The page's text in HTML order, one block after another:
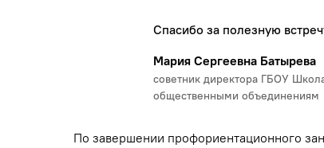
Спасибо за полезную
Мария Сергеевна Батырева
советник директора ГБОУ
общественными объединениям
По завершении профориентационного